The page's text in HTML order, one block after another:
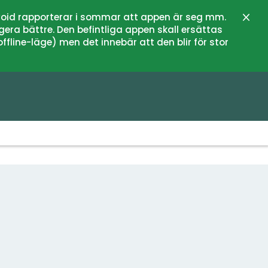
rapporterar i sommar att appen är seg mm.
bättre. Den befintliga appen skall ersättas
läge) men det innebär att den blir för stor